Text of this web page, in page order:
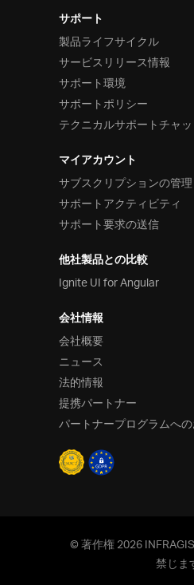
サポート
製品ライフサイクル
サービスリリース情報
サポート環境
サポートポリシー
テクニカルサポートチャ
マイアカウント
サブスクリプションの管理
サポートアクティビティ
サポート要求の送信
他社製品との比較
Ignite UI for Angular
会社情報
会社概要
ニュース
法的情報
提携パートナー
パートナープログラムへ
© 著作権 2026
禁じま